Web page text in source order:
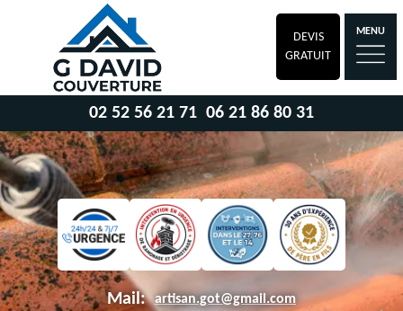
DEVIS
GRATUIT
MENU
02 52 56 21 71 06 21 86 80 31
Mail: artisan.got@gmail.com